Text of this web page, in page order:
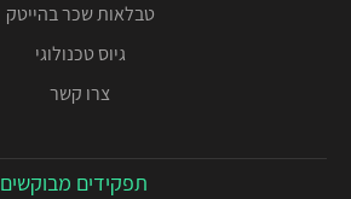
טבלאות שכר בהייטק
גיוס טכנולוגי
צרו קשר
תפקידים מבוקשים